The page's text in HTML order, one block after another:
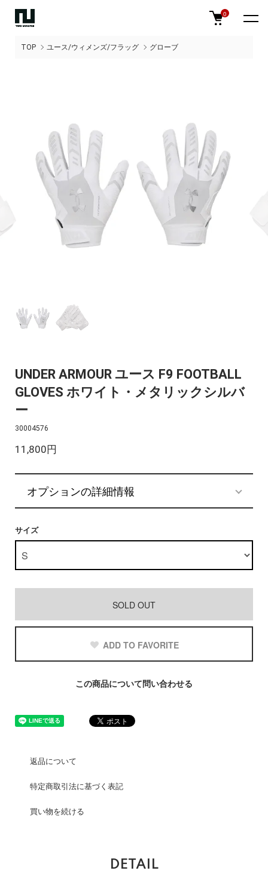
0
TOP ユース/ウィメンズ/フラッグ グローブ
UNDER ARMOUR ユース F9 FOOTBALL
GLOVES ホワイト・メタリックシルバ
ー
30004576
11,800円
オプションの詳細情報
サイズ
SOLD OUT
ADD TO FAVORITE
この商品について問い合わせる
返品について
特定商取引法に基づく表記
買い物を続ける
DETAIL